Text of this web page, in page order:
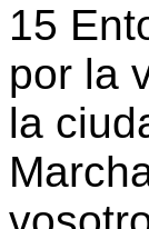
15
por la
la